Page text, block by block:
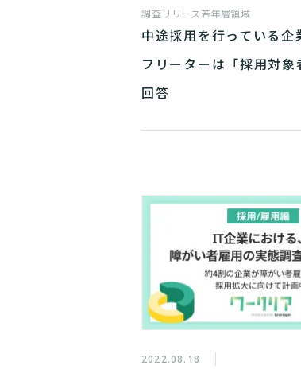
調査リリース若年層領域
中途採用を行っている企
フリーターは「採用対象
回答
2022.08.18